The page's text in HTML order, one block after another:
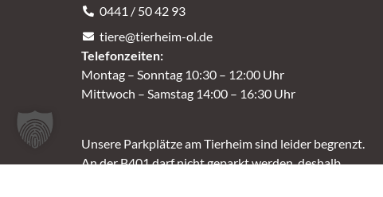
0441 / 50 42 93
tiere@tierheim-ol.de
Telefonzeiten:
Montag – Sonntag 10:30 – 12:00 Uhr
Mittwoch – Samstag 14:00 – 16:30 Uhr
Unsere Parkplätze am Tierheim sind leider begrenzt.
An der B401 darf nicht geparkt werden, deshalb